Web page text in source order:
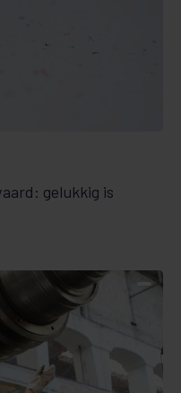
gelukkig is